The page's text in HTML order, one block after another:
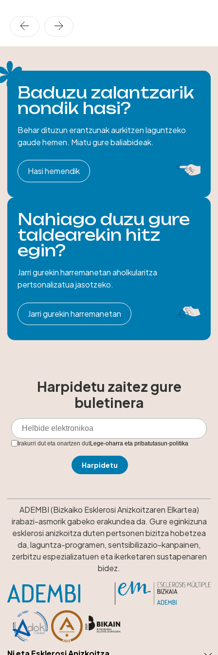
Baduzu zalantzarik
nondik hasi?
Behar dituzun erantzunak aurkitzen laguntzeko
gaude hemen. Miatu gure baliabideak.
Hasi hemendik
Nahiago duzu gure
taldearekin hitz
egin?
Jarri gurekin harremanetan aholkularitza
pertsonalizatua jasotzeko.
Jarri gurekin harremanetan
Harpidetu zaitez gure
buletinera
Irakurri dut eta onartzen dutLege-oharra eta pribatutasun-politika
ADEMBI (Bizkaiko Esklerosi Anizkoitzaren Elkartea)
irabazi-asmorik gabeko erakundea da. Gure eginkizuna
esklerosi anizkoitza duten pertsonen bizitza hobetzea
da, laguntza-programen, sentsibilizazio-kanpainen,
zerbitzu espezializatuen eta ikerketaren sustapenaren
bidez.